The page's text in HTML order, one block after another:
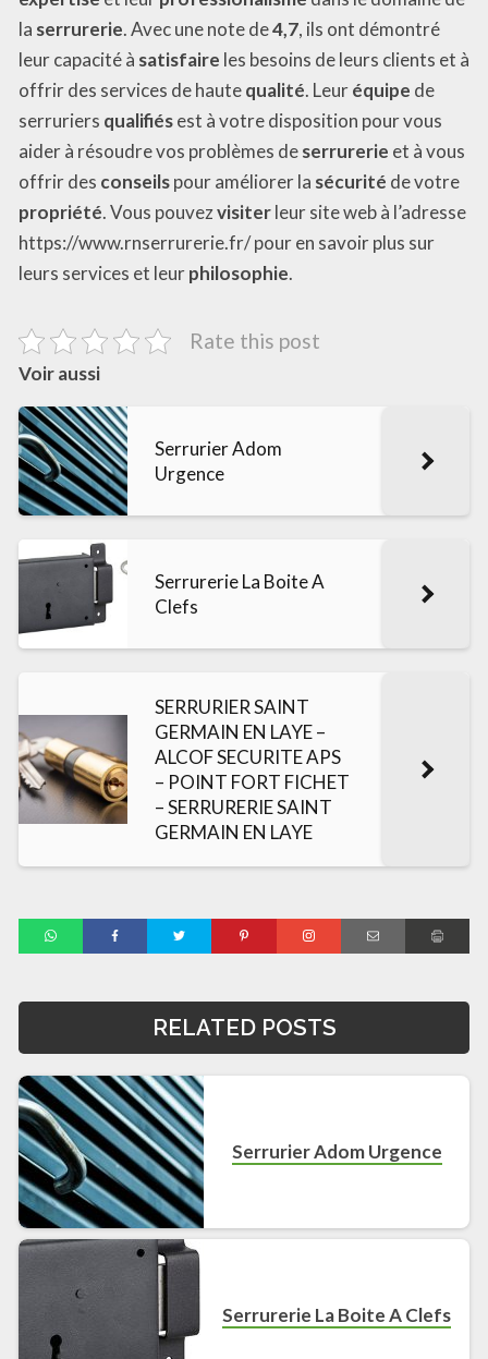
la serrurerie. Avec une note de4,7, ils ont démontré
leur capacité à satisfaire les besoins de leurs clients et à
offrir des services de hautequalité. Leuréquipe de
serruriers qualifiésest à votre disposition pour vous
aider à résoudre vos problèmes deserrurerie et à vous
offrir des conseilspour améliorer la sécurité de votre
propriété. Vous pouvezvisiterleur site web à l’adresse
https://www.rnserrurerie.fr/ pour en savoir plus sur
leurs services et leurphilosophie.
Rate this post
Voir aussi
Serrurier Adom
Urgence
Serrurerie La Boite A
Clefs
SERRURIER SAINT
GERMAIN EN LAYE –
ALCOF SECURITE APS
– POINT FORT FICHET
– SERRURERIE SAINT
GERMAIN EN LAYE
RELATED POSTS
Serrurier Adom Urgence
Serrurerie La Boite A Clefs